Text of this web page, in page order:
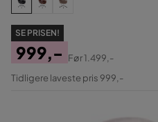
SE PRISEN!
Pris
999,-
Original
Før1.499,-
Tidligere laveste pris 999,-